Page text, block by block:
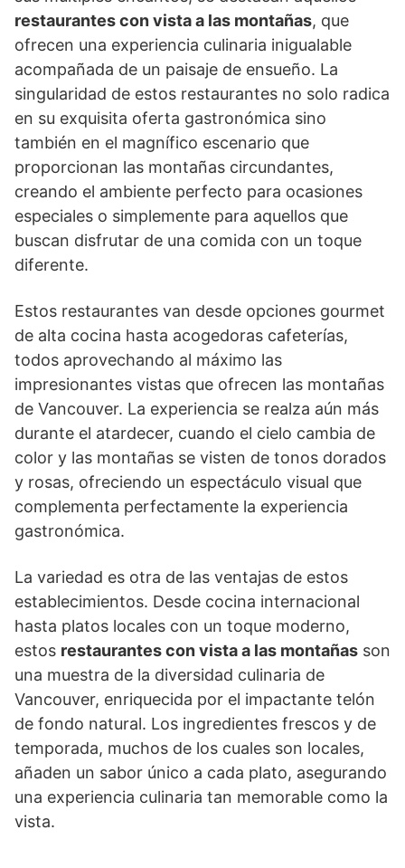
restaurantes con vista a las montañas, que
ofrecen una experiencia culinaria inigualable
acompañada de un paisaje de ensueño. La
singularidad de estos restaurantes no solo radica
en su exquisita oferta gastronómica sino
también en el magnífico escenario que
proporcionan las montañas circundantes,
creando el ambiente perfecto para ocasiones
especiales o simplemente para aquellos que
buscan disfrutar de una comida con un toque
diferente.
Estos restaurantes van desde opciones gourmet
de alta cocina hasta acogedoras cafeterías,
todos aprovechando al máximo las
impresionantes vistas que ofrecen las montañas
de Vancouver. La experiencia se realza aún más
durante el atardecer, cuando el cielo cambia de
color y las montañas se visten de tonos dorados
y rosas, ofreciendo un espectáculo visual que
complementa perfectamente la experiencia
gastronómica.
La variedad es otra de las ventajas de estos
establecimientos. Desde cocina internacional
hasta platos locales con un toque moderno,
estos restaurantes con vista a las montañas son
una muestra de la diversidad culinaria de
Vancouver, enriquecida por el impactante telón
de fondo natural. Los ingredientes frescos y de
temporada, muchos de los cuales son locales,
añaden un sabor único a cada plato, asegurando
una experiencia culinaria tan memorable como la
vista.